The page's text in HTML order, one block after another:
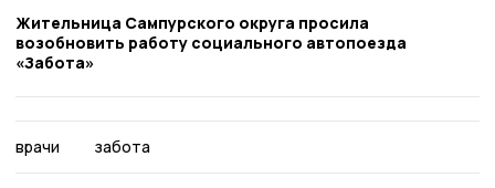
Жительница Сампурского округа просила
возобновить работу социального автопоезда
«Забота»
врачи забота